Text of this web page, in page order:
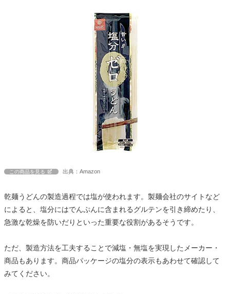
この商品を見る 出典：Amazon
乾麺うどんの製造過程では塩が使われます。製麺会社のサイトなど
によると、塩分にはでんぷんに含まれるグルテンを引き締めたり、
急激な乾燥を防いだりといった重要な役割があるそうです。
ただ、製造方法を工夫することで減塩・無塩を実現したメーカー・
商品もあります。商品パッケージの塩分の表示もあわせて確認して
みてください。